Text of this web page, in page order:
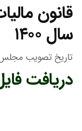
قانون
سال ۱۴۰۰
تاریخ تصویب مجلس: ۲ خرداد
دریافت